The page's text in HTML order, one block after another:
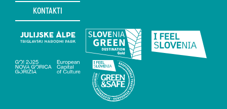
KONTAKTI